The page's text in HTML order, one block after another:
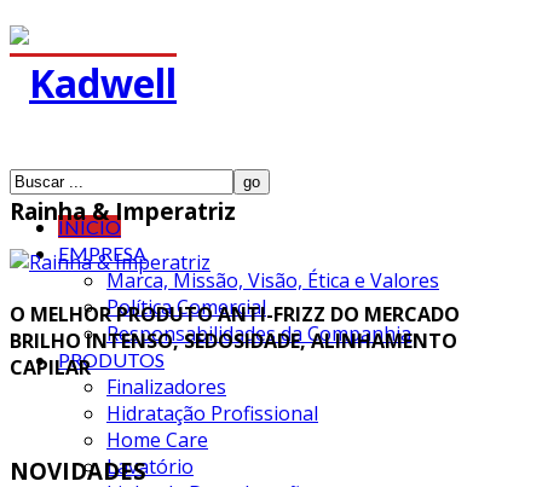
INÍCIO
EMPRESA
Marca, Missão, Visão, Ética e Valores
Política Comercial
Responsabilidades da Companhia
PRODUTOS
Finalizadores
Hidratação Profissional
Home Care
Lavatório
Rainha & Imperatriz
O MELHOR PRODUTO ANTI-FRIZZ DO MERCADO
BRILHO INTENSO, SEDOSIDADE, ALINHAMENTO
CAPILAR
NOVIDADES